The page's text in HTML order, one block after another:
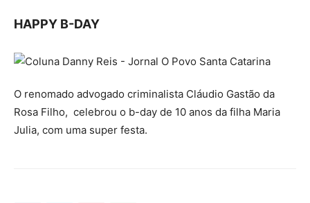
HAPPY B-DAY
O renomado advogado criminalista Cláudio Gastão da
Rosa Filho, celebrou o b-day de 10 anos da filha Maria
Julia, com uma super festa.